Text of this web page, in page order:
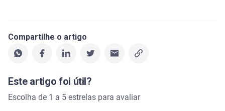
Compartilhe o artigo
Este artigo foi útil?
Escolha de 1 a 5 estrelas para avaliar